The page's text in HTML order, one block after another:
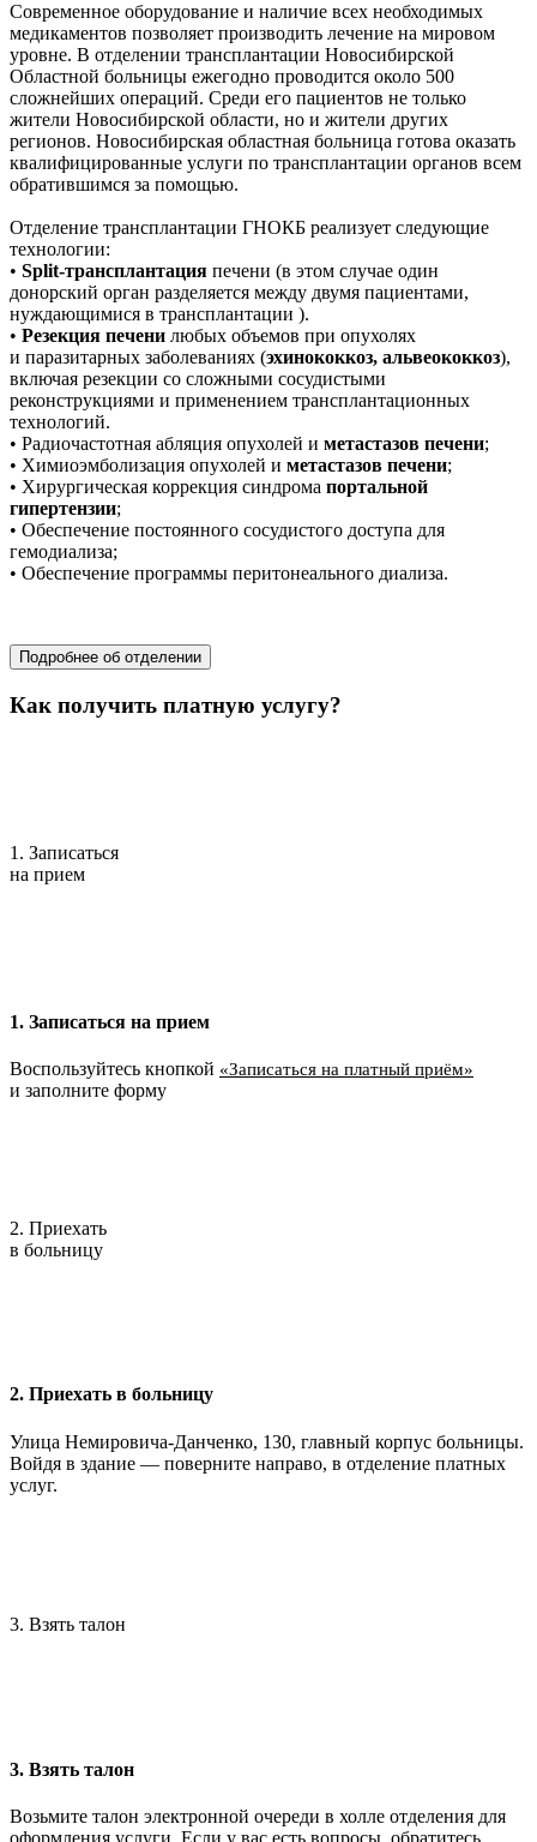
Современное оборудование и наличие всех необходимых
медикаментов позволяет производить лечение на мировом
уровне. В отделении трансплантации Новосибирской
Областной больницы ежегодно проводится около 500
сложнейших операций. Среди его пациентов не только
жители Новосибирской области, но и жители других
регионов. Новосибирская областная больница готова оказать
квалифицированные услуги по трансплантации органов всем
обратившимся за помощью.
Отделение трансплантации ГНОКБ реализует следующие
технологии:
• Split-трансплантация печени (в этом случае один
донорский орган разделяется между двумя пациентами,
нуждающимися в трансплантации ).
• Резекция печени любых объемов при опухолях
и паразитарных заболеваниях (эхинококкоз, альвеококкоз),
включая резекции со сложными сосудистыми
реконструкциями и применением трансплантационных
технологий.
• Радиочастотная абляция опухолей и метастазов печени;
• Химиоэмболизация опухолей и метастазов печени;
• Хирургическая коррекция синдрома портальной
гипертензии;
• Обеспечение постоянного сосудистого доступа для
гемодиализа;
• Обеспечение программы перитонеального диализа.
Подробнее об отделении
Как получить платную услугу?
1. Записаться
на прием
1. Записаться на прием
Воспользуйтесь кнопкой «Записаться на платный приём»
и заполните форму
2. Приехать
в больницу
2. Приехать в больницу
Улица Немировича-Данченко, 130, главный корпус больницы.
Войдя в здание — поверните направо, в отделение платных
услуг.
3. Взять талон
3. Взять талон
Возьмите талон электронной очереди в холле отделения для